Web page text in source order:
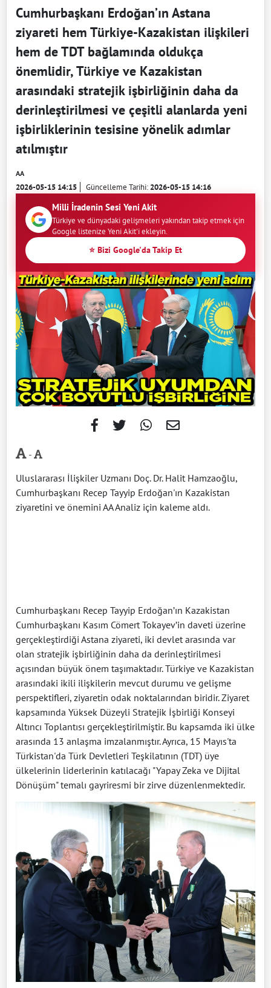
Cumhurbaşkanı Erdoğan’ın Astana
ziyareti hem Türkiye-Kazakistan ilişkileri
hem de TDT bağlamında oldukça
önemlidir, Türkiye ve Kazakistan
arasındaki stratejik işbirliğinin daha da
derinleştirilmesi ve çeşitli alanlarda yeni
işbirliklerinin tesisine yönelik adımlar
atılmıştır
AA
2026-05-15 14:15 Güncelleme Tarihi:2026-05-15 14:16
Milli İradenin Sesi Yeni Akit
Türkiye ve dünyadaki gelişmeleri yakından takip etmek için
Google listenize Yeni Akit'i ekleyin.
⭐ Bizi Google'da Takip Et
-
Uluslararası İlişkiler Uzmanı Doç. Dr. Halit Hamzaoğlu,
Cumhurbaşkanı Recep Tayyip Erdoğan'ın Kazakistan
ziyaretini ve önemini AA Analiz için kaleme aldı.
Cumhurbaşkanı Recep Tayyip Erdoğan’ın Kazakistan
Cumhurbaşkanı Kasım Cömert Tokayev’in daveti üzerine
gerçekleştirdiği Astana ziyareti, iki devlet arasında var
olan stratejik işbirliğinin daha da derinleştirilmesi
açısından büyük önem taşımaktadır. Türkiye ve Kazakistan
arasındaki ikili ilişkilerin mevcut durumu ve gelişme
perspektifleri, ziyaretin odak noktalarından biridir. Ziyaret
kapsamında Yüksek Düzeyli Stratejik İşbirliği Konseyi
Altıncı Toplantısı gerçekleştirilmiştir. Bu kapsamda iki ülke
arasında 13 anlaşma imzalanmıştır. Ayrıca, 15 Mayıs'ta
Türkistan'da Türk Devletleri Teşkilatının (TDT) üye
ülkelerinin liderlerinin katılacağı "Yapay Zeka ve Dijital
Dönüşüm" temalı gayriresmi bir zirve düzenlenmektedir.